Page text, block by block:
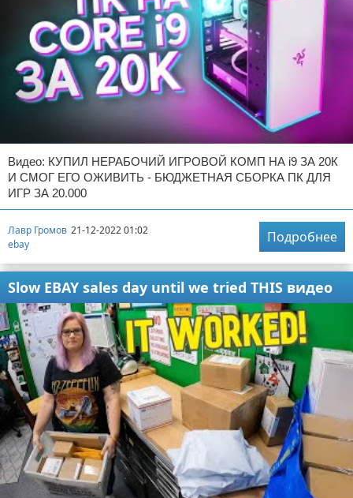
Видео: КУПИЛ НЕРАБОЧИЙ ИГРОВОЙ КОМП НА i9 ЗА 20К
И СМОГ ЕГО ОЖИВИТЬ - БЮДЖЕТНАЯ СБОРКА ПК ДЛЯ
ИГР ЗА 20.000
Лавр Громов 21-12-2022 01:02
ebay
Подробнее
Slow EBAY sales day until we tried THIS видео